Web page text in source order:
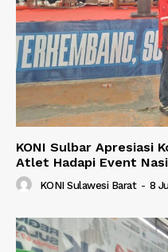
KONI Sulbar Apresiasi
Atlet Hadapi Event
KONI Sulawesi Barat - 8